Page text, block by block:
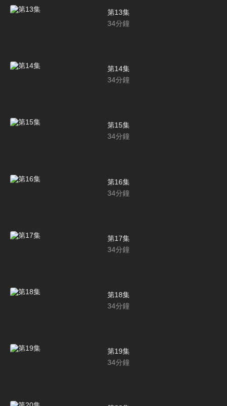
第13集
34分鐘
第14集
34分鐘
第15集
34分鐘
第16集
34分鐘
第17集
34分鐘
第18集
34分鐘
第19集
34分鐘